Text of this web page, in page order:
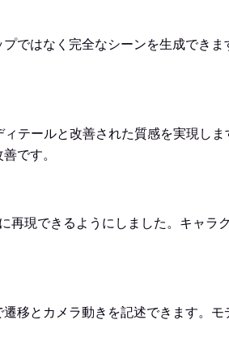
ではなく完全なシーンを生成でき
テールと改善された質感を実現し
です。
現できるようにしました。キャラ
移とカメラ動きを記述できます。